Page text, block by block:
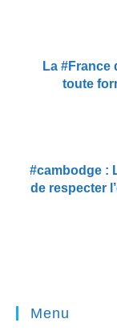
La
toute
#cambodge :
de respecter
Menu